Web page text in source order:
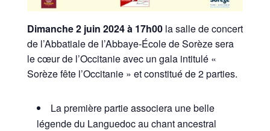
Dimanche 2 juin 2024 à 17h00la salle de concert
de l’Abbatiale de l’Abbaye-École de Sorèze sera
le cœur de l’Occitanie avec un gala intitulé «
Sorèze fête l’Occitanie » et constitué de 2 parties.
La première partie associera une belle
légende du Languedoc au chant ancestral